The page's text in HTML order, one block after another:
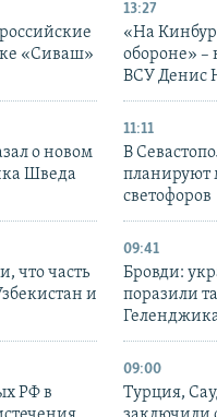
«Сиваш»
13:27
«На
обороне» –
ВСУ Денис
о новом
Шведа
11:11
В
планируют
светофоров
что часть
и
09:41
Бровди:
поразили
РФ в
09:00
Турция,